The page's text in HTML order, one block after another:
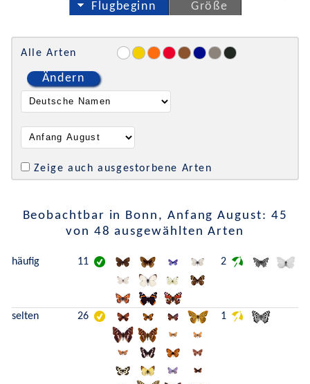
Flugbeginn
Größe
Alle Arten
Ändern
Zeige auch ausgestorbene Arten
Beobachtbar in Bonn, Anfang August: 45
von 48 ausgewählten Arten
häufig 11 2
selten 26 1